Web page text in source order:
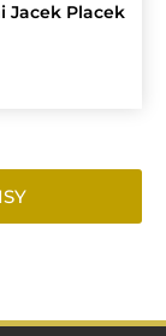
Jacek Placek